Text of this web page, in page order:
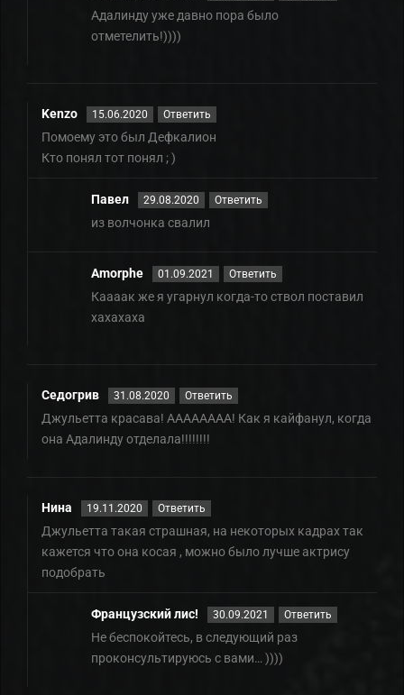
Адалинду уже давно пора было
отметелить!))))
Kenzo 15.06.2020 Ответить
Помоему это был Дефкалион
Кто понял тот понял ; )
Павел 29.08.2020 Ответить
из волчонка свалил
Amorphe 01.09.2021 Ответить
Каааак же я угарнул когда-то ствол поставил
хахахаха
Седогрив 31.08.2020 Ответить
Джульетта красава! АААААААА! Как я кайфанул, когда
она Адалинду отделала!!!!!!!!
Нина 19.11.2020 Ответить
Джульетта такая страшная, на некоторых кадрах так
кажется что она косая , можно было лучше актрису
подобрать
Французский лис! 30.09.2021 Ответить
Не беспокойтесь, в следующий раз
проконсультируюсь с вами… ))))